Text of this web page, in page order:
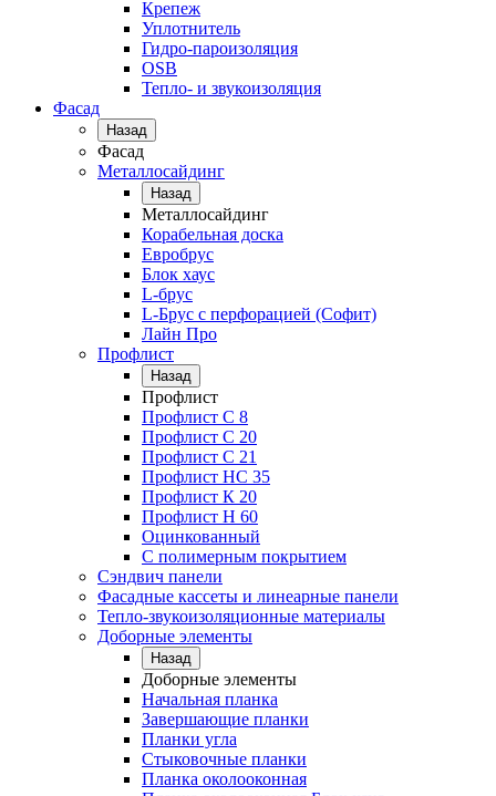
Крепеж
Уплотнитель
Гидро-пароизоляция
OSB
Тепло- и звукоизоляция
Фасад
Назад
Фасад
Металлосайдинг
Назад
Металлосайдинг
Корабельная доска
Евробрус
Блок хаус
L-брус
L-Брус с перфорацией (Софит)
Лайн Про
Профлист
Назад
Профлист
Профлист С 8
Профлист С 20
Профлист C 21
Профлист НС 35
Профлист К 20
Профлист Н 60
Оцинкованный
С полимерным покрытием
Сэндвич панели
Фасадные кассеты и линеарные панели
Тепло-звукоизоляционные материалы
Доборные элементы
Назад
Доборные элементы
Начальная планка
Завершающие планки
Планки угла
Стыковочные планки
Планка околооконная